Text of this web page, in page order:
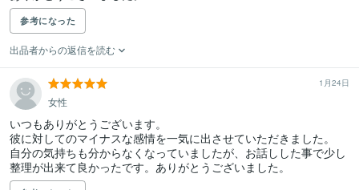
参考になった
出品者からの返信を読む
1月24日
女性
いつもありがとうございます。
彼に対してのマイナスな感情を一気に出させていただきました。
自分の気持ちも分からなくなっていましたが、お話しした事で少し
整理が出来て良かったです。ありがとうございました。